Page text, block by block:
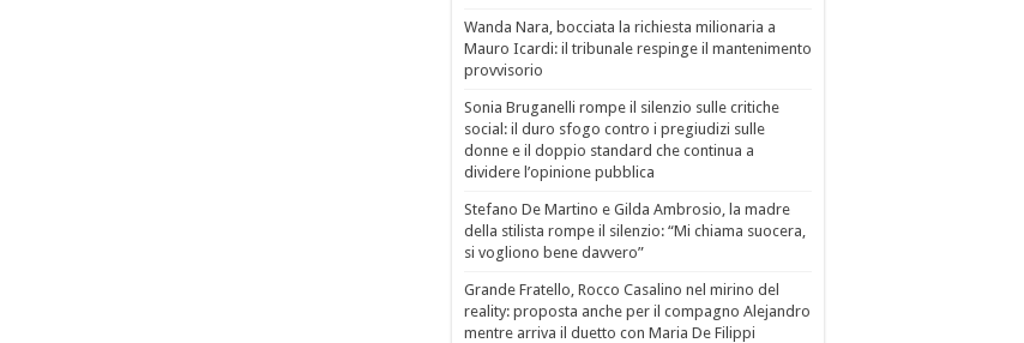
Wanda Nara, bocciata la richiesta milionaria a
Mauro Icardi: il tribunale respinge il mantenimento
provvisorio
Sonia Bruganelli rompe il silenzio sulle critiche
social: il duro sfogo contro i pregiudizi sulle
donne e il doppio standard che continua a
dividere l’opinione pubblica
Stefano De Martino e Gilda Ambrosio, la madre
della stilista rompe il silenzio: “Mi chiama suocera,
si vogliono bene davvero”
Grande Fratello, Rocco Casalino nel mirino del
reality: proposta anche per il compagno Alejandro
mentre arriva il duetto con Maria De Filippi